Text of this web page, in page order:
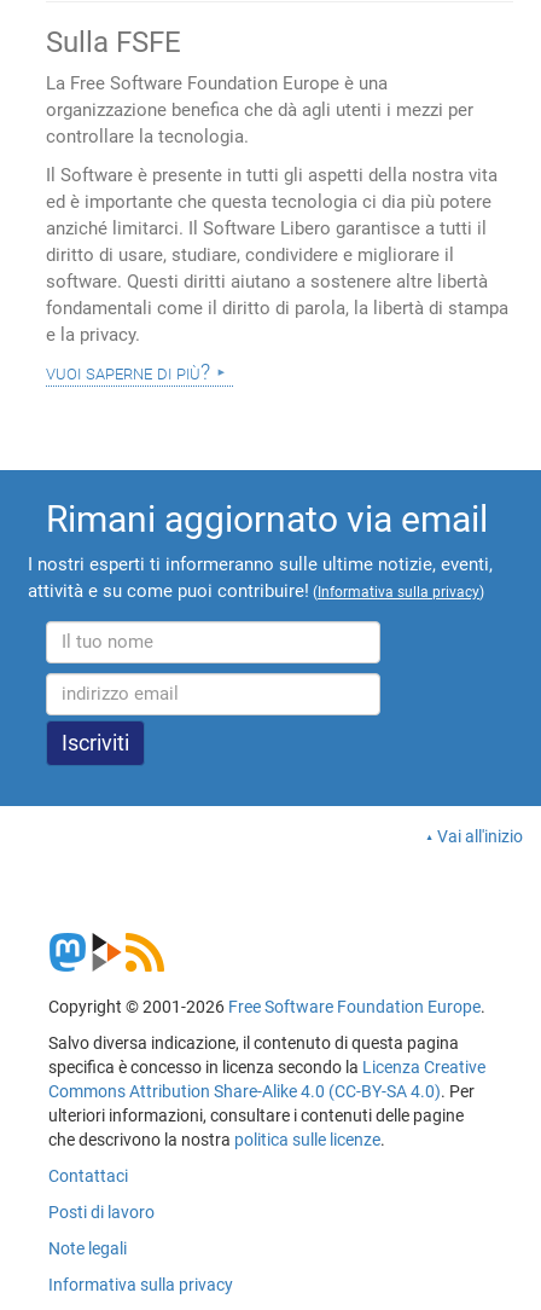
Sulla FSFE
La Free Software Foundation Europe è una
organizzazione benefica che dà agli utenti i mezzi per
controllare la tecnologia.
Il Software è presente in tutti gli aspetti della nostra vita
ed è importante che questa tecnologia ci dia più potere
anziché limitarci. Il Software Libero garantisce a tutti il
diritto di usare, studiare, condividere e migliorare il
software. Questi diritti aiutano a sostenere altre libertà
fondamentali come il diritto di parola, la libertà di stampa
e la privacy.
vuoi saperne di più?
Rimani aggiornato via email
I nostri esperti ti informeranno sulle ultime notizie, eventi,
attività e su come puoi contribuire! (Informativa sulla privacy)
Vai all'inizio
Copyright © 2001-2026 Free Software Foundation Europe.
Salvo diversa indicazione, il contenuto di questa pagina
specifica è concesso in licenza secondo la Licenza Creative
Commons Attribution Share-Alike 4.0 (CC-BY-SA 4.0). Per
ulteriori informazioni, consultare i contenuti delle pagine
che descrivono la nostra politica sulle licenze.
Contattaci
Posti di lavoro
Note legali
Informativa sulla privacy